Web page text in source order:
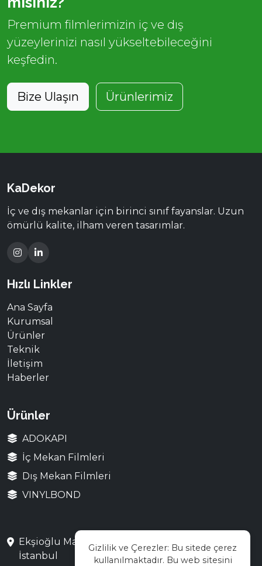
Premium filmlerimizin iç ve dış
yüzeylerinizi nasıl yükseltebileceğini
keşfedin.
Bize Ulaşın Ürünlerimiz
KaDekor
İç ve dış mekanlar için birinci sınıf fayanslar. Uzun
ömürlü kalite, ilham veren tasarımlar.
Hızlı Linkler
Ana Sayfa
Kurumsal
Ürünler
Teknik
İletişim
Haberler
Ürünler
ADOKAPI
İç Mekan Filmleri
Dış Mekan Filmleri
VINYLBOND
Ekşioğlu Mah. Saray Cad. No:3 Çekmeköy /
İstanbul
Gizlilik ve Çerezler: Bu sitede çerez
kullanılmaktadır. Bu web sitesini